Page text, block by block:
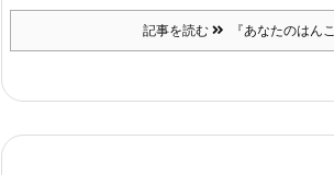
記事を読む 『あなたのはん